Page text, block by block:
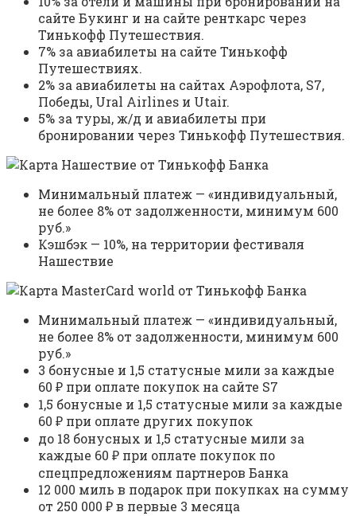
сайте Букинг и на сайте ренткарс через
Тинькофф Путешествия.
7% за авиабилеты на сайте Тинькофф
Путешествиях.
2% за авиабилеты на сайтах Аэрофлота, S7,
Победы, Ural Airlines и Utair.
5% за туры, ж/д и авиабилеты при
бронировании через Тинькофф Путешествия.
Минимальный платеж — «индивидуальный,
не более 8% от задолженности, минимум 600
руб.»
Кэшбэк — 10%, на территории фестиваля
Нашествие
Минимальный платеж — «индивидуальный,
не более 8% от задолженности, минимум 600
руб.»
3 бонусные и 1,5 статусные мили за каждые
60 ₽ при оплате покупок на сайте S7
1,5 бонусные и 1,5 статусные мили за каждые
60 ₽ при оплате других покупок
до 18 бонусных и 1,5 статусные мили за
каждые 60 ₽ при оплате покупок по
спецпредложениям партнеров Банка
12 000 миль в подарок при покупках на сумму
от 250 000 ₽ в первые 3 месяца